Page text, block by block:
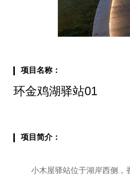
项目名称：
环金鸡湖驿站01
项目简介：
小木屋驿站位于湖岸西侧，